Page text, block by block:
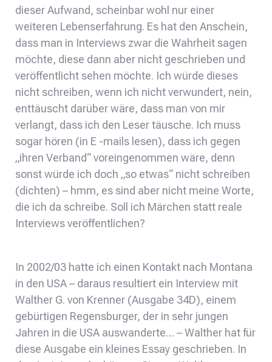
dieser Aufwand, scheinbar wohl nur einer
weiteren Lebenserfahrung. Es hat den Anschein,
dass man in Interviews zwar die Wahrheit sagen
möchte, diese dann aber nicht geschrieben und
veröffentlicht sehen möchte. Ich würde dieses
nicht schreiben, wenn ich nicht verwundert, nein,
enttäuscht darüber wäre, dass man von mir
verlangt, dass ich den Leser täusche. Ich muss
sogar hören (in E -mails lesen), dass ich gegen
„ihren Verband“ voreingenommen wäre, denn
sonst würde ich doch „so etwas“ nicht schreiben
(dichten) – hmm, es sind aber nicht meine Worte,
die ich da schreibe. Soll ich Märchen statt reale
Interviews veröffentlichen?
In 2002/03 hatte ich einen Kontakt nach Montana
in den USA – daraus resultiert ein Interview mit
Walther G. von Krenner (Ausgabe 34D), einem
gebürtigen Regensburger, der in sehr jungen
Jahren in die USA auswanderte… – Walther hat für
diese Ausgabe ein kleines Essay geschrieben. In